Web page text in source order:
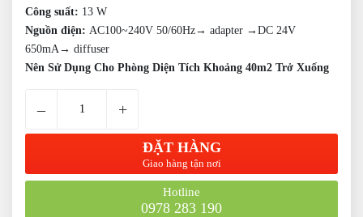
Công suất: 13 W
Nguồn điện: AC100~240V 50/60Hz→ adapter →DC 24V
650mA→ diffuser
Nên Sử Dụng Cho Phòng Diện Tích Khoảng 40m2 Trở Xuống
– +
ĐẶT HÀNG
Giao hàng tận nơi
Hotline
0978 283 190